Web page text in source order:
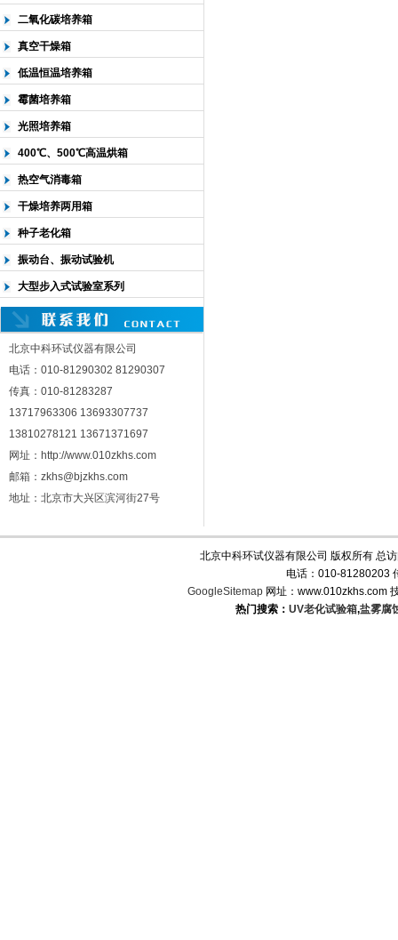
二氧化碳培养箱
真空干燥箱
低温恒温培养箱
霉菌培养箱
光照培养箱
400℃、500℃高温烘箱
热空气消毒箱
干燥培养两用箱
种子老化箱
振动台、振动试验机
大型步入式试验室系列
北京中科环试仪器有限公司
电话：010-81290302 81290307
传真：010-81283287
13717963306 13693307737
13810278121 13671371697
网址：http://www.010zkhs.com
邮箱：zkhs@bjzkhs.com
地址：北京市大兴区滨河街27号
北京中科环试仪器有限公司 版权所有 总
电话：010-81280203
GoogleSitemap 网址：www.010zkhs.com
热门搜索： UV老化试验箱,盐雾腐